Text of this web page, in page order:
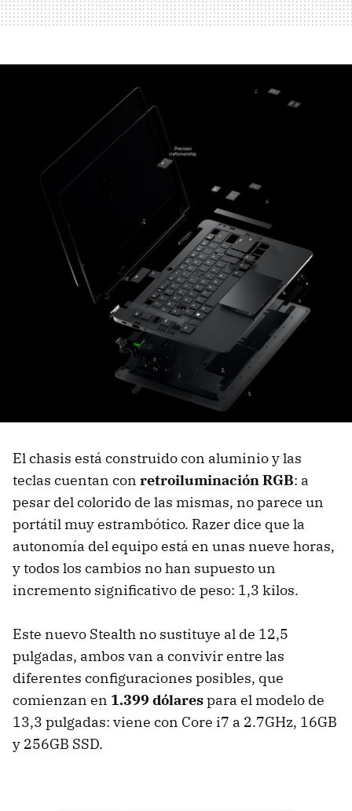
El chasis está construido con aluminio y las
teclas cuentan con retroiluminación RGB: a
pesar del colorido de las mismas, no parece un
portátil muy estrambótico. Razer dice que la
autonomía del equipo está en unas nueve horas,
y todos los cambios no han supuesto un
incremento significativo de peso: 1,3 kilos.
Este nuevo Stealth no sustituye al de 12,5
pulgadas, ambos van a convivir entre las
diferentes configuraciones posibles, que
comienzan en 1.399 dólarespara el modelo de
13,3 pulgadas: viene con Core i7 a 2.7GHz, 16GB
y 256GB SSD.